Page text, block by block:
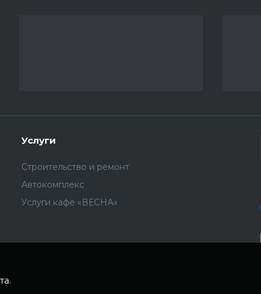
Услуги
Строительство и ремонт
Автокомплекс
Услуги кафе «ВЕСНА»